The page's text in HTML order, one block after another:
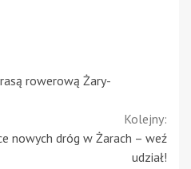
rowerową Żary-
Kolejny:
nowych dróg w Żarach – weź
udział!